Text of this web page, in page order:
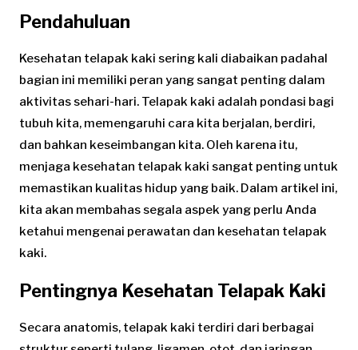
Pendahuluan
Kesehatan telapak kaki sering kali diabaikan padahal
bagian ini memiliki peran yang sangat penting dalam
aktivitas sehari-hari. Telapak kaki adalah pondasi bagi
tubuh kita, memengaruhi cara kita berjalan, berdiri,
dan bahkan keseimbangan kita. Oleh karena itu,
menjaga kesehatan telapak kaki sangat penting untuk
memastikan kualitas hidup yang baik. Dalam artikel ini,
kita akan membahas segala aspek yang perlu Anda
ketahui mengenai perawatan dan kesehatan telapak
kaki.
Pentingnya Kesehatan Telapak Kaki
Secara anatomis, telapak kaki terdiri dari berbagai